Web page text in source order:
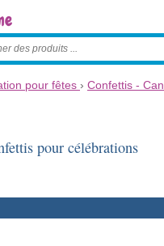
pour fêtes › Confettis -
pour célébrations